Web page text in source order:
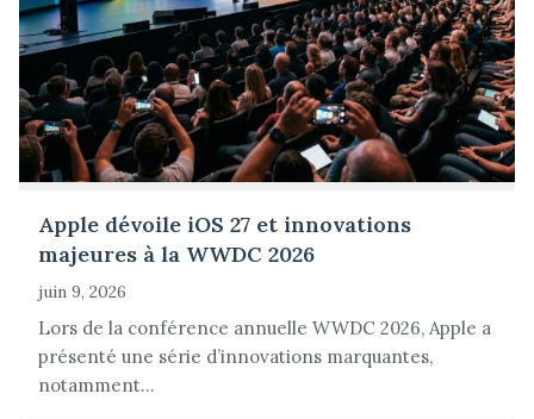
Apple dévoile iOS 27 et innovations
majeures à la WWDC 2026
juin 9, 2026
Lors de la conférence annuelle WWDC 2026, Apple a
présenté une série d’innovations marquantes,
notamment...